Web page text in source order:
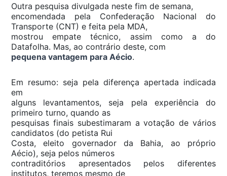
Outra pesquisa divulgada neste fim de semana,
encomendada pela Confederação Nacional do
Transporte (CNT) e feita pela MDA,
mostrou empate técnico, assim como a do
Datafolha. Mas, ao contrário deste, com
pequena vantagem para Aécio.
Em resumo: seja pela diferença apertada indicada
em
alguns levantamentos, seja pela experiência do
primeiro turno, quando as
pesquisas finais subestimaram a votação de vários
candidatos (do petista Rui
Costa, eleito governador da Bahia, ao próprio
Aécio), seja pelos números
contraditórios apresentados pelos diferentes
institutos, teremos mesmo de